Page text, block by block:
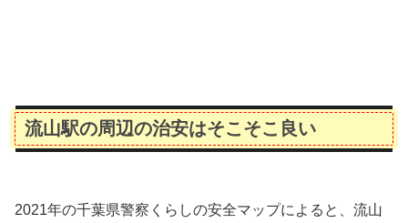
流山駅の周辺の治安はそこそこ良い
2021年の千葉県警察くらしの安全マップによると、流山